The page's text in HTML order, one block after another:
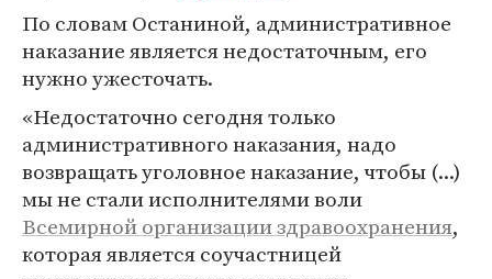
По словам Останиной, административное
наказание является недостаточным, его
нужно ужесточать.
«Недостаточно сегодня только
административного наказания, надо
возвращать уголовное наказание, чтобы (...)
мы не стали исполнителями воли
Всемирной организации здравоохранения,
которая является соучастницей